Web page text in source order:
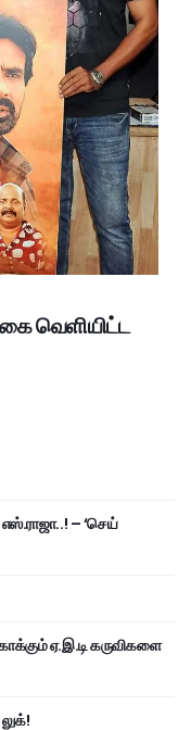
வெளியிட்ட
– ‘செய்
ஏ.இ.டி கருவிகளை